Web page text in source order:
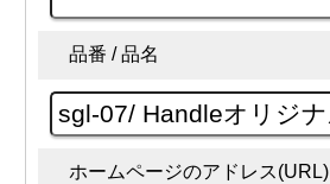
品番 / 品名
ホームページのアドレス(URL)